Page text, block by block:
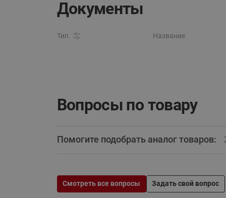
Документы
Тип Название
Вопросы по товару
Помогите подобрать аналог товаров:
Смотреть все вопросы Задать свой вопрос